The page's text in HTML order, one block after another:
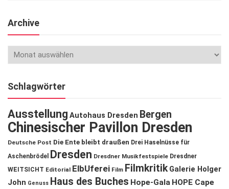
Archive
Schlagwörter
Ausstellung Autohaus Dresden Bergen
Chinesischer Pavillon Dresden
Deutsche Post Die Ente bleibt draußen Drei Haselnüsse für
Aschenbrödel
Dresden Dresdner Musikfestspiele Dresdner
WEITSICHT Editorial ElbUferei Film Filmkritik Galerie Holger
John Genuss Haus des Buches Hope-Gala HOPE Cape